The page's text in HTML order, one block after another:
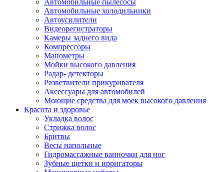
Автомобильные пылесосы
Автомобильные холодильники
Автоусилители
Видеорегистраторы
Камеры заднего вида
Компрессоры
Манометры
Мойки высокого давления
Радар- детекторы
Разветвители прикуривателя
Аксессуары для автомобилей
Моющие средства для моек высокого давления
Красота и здоровье
Укладка волос
Стрижка волос
Бритвы
Весы напольные
Гидромассажные ванночки для ног
Зубные щетки и ирригаторы